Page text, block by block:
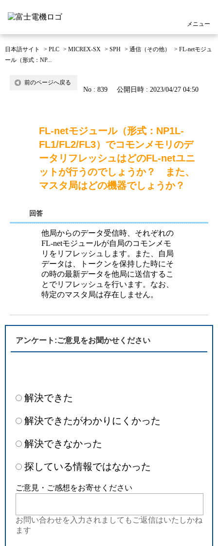
メニュー
日本語サイト > PLC > MICREX-SX > SPH > 通信（その他） > FL-netモジュ
ール（形式：NP...
前のページへ戻る
No : 839 公開日時 : 2023/04/27 04:50
FL-netモジュール（形式：NP1L-
FL1/FL2/FL3）でコモンメモリのデ
ータリフレッシュはどのFL-netユニ
ットが行うのでしょうか？ また、
マスタ局はどの機器でしょうか？
回答
他局からのデータ受信時、それぞれの
FL-netモジュールが自局のコモンメモ
リをリフレッシュします。また、自局
データは、トークンを保持した時にそ
の時の最新データを他局に送信するこ
とでリフレッシュを行います。なお、
特定のマスタ局は存在しません。
アンケート:ご意見をお聞かせください
解決できた
解決できたがわかりにくかった
解決できなかった
探している情報ではなかった
ご意見・ご感想をお寄せください
お問い合わせを入力されましてもご返信はいたしかね
ます